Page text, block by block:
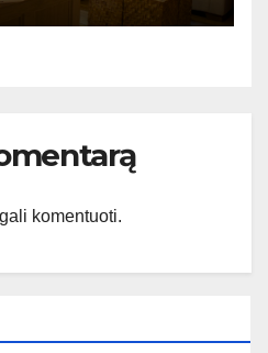
komentuoti.